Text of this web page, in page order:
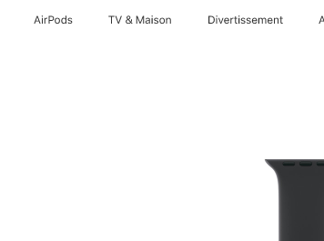
AirPods TV & Maison Divertissements